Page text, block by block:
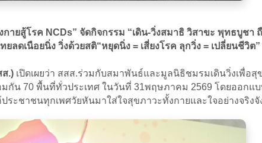
ยสู้โรค NCDs” จัดกิจกรรม “เดิน-วิ่งสมาธิ วิสาขะ พุทธบูชา
ดเนือยนิ่ง วิ่งด้วยสติ“หยุดนิ่ง = เสี่ยงโรค ลุกวิ่ง = เปลี่ยนชีวิต”
ส.) เปิดเผยว่า สสส.ร่วมกับสมาพันธ์และมูลนิธิชมรมเดินวิ่งเพื่อ
กัน 70 พื้นที่ทั่วประเทศ ในวันที่ 31พฤษภาคม 2569 โดยออกแ
ะชาชนทุกเพศวัยหันมาใส่ใจสุขภาวะทั้งกายและใจอย่างจริงจั